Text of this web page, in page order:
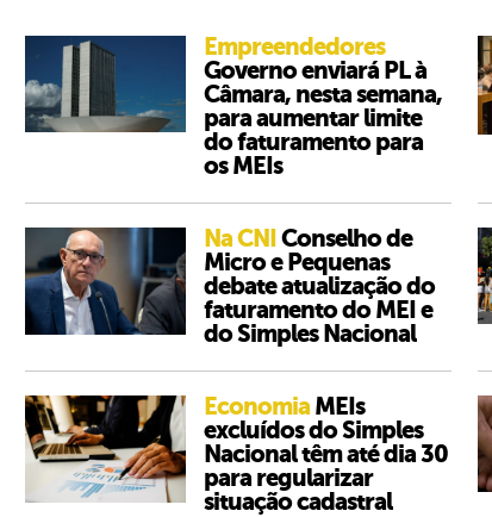
Empreendedores
Governo enviará PL à
Câmara, nesta semana,
para aumentar limite
do faturamento para
os MEIs
Na CNIConselho de
Micro e Pequenas
debate atualização do
faturamento do MEI e
do Simples Nacional
Economia MEIs
excluídos do Simples
Nacional têm até dia 30
para regularizar
situação cadastral